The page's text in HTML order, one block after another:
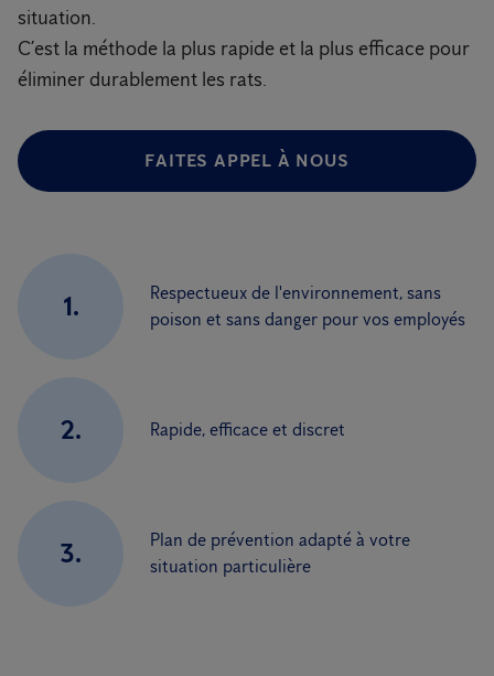
situation.
C’est la méthode la plus rapide et la plus efficace pour
éliminer durablement les rats.
FAITES APPEL À NOUS
1.
Respectueux de l'environnement, sans
poison et sans danger pour vos employés
2. Rapide, efficace et discret
3.
Plan de prévention adapté à votre
situation particulière